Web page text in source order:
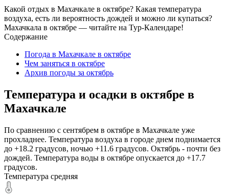
Какой отдых в Махачкале в октябре? Какая температура
воздуха, есть ли вероятность дождей и можно ли купаться?
Махачкала в октябре — читайте на Тур-Календаре!
Содержание
Погода в Махачкале в октябре
Чем заняться в октябре
Архив погоды за октябрь
Температура и осадки в октябре в
Махачкале
По сравнению с сентябрем в октябре в Махачкале уже
прохладнее. Температура воздуха в городе днем поднимается
до +18.2 градусов, ночью +11.6 градусов. Октябрь - почти без
дождей. Температура воды в октябре опускается до +17.7
градусов.
Температура средняя